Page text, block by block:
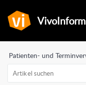
VivoInform